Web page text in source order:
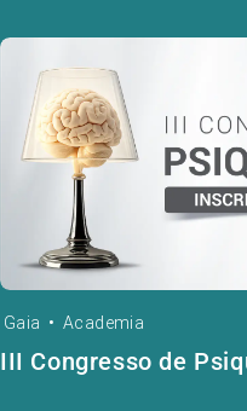
Gaia • Academia
III Congresso de